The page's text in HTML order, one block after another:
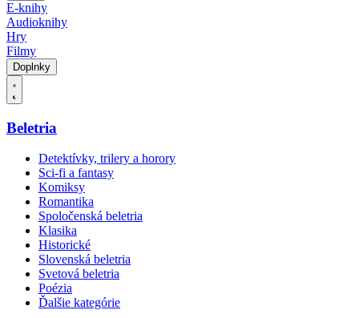
E-knihy
Audioknihy
Hry
Filmy
Doplnky
Beletria
Detektívky, trilery a horory
Sci-fi a fantasy
Komiksy
Romantika
Spoločenská beletria
Klasika
Historické
Slovenská beletria
Svetová beletria
Poézia
Ďalšie kategórie